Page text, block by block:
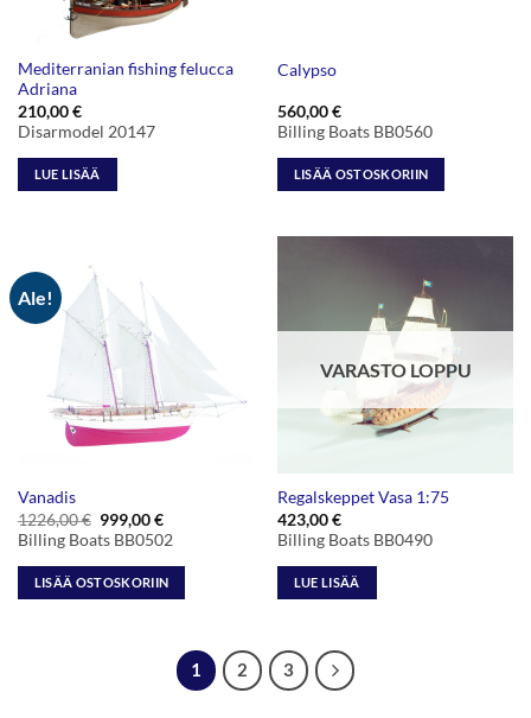
Mediterranian fishing felucca
Adriana
210,00€
Disarmodel 20147
LUE LISÄÄ
Calypso
560,00€
Billing Boats BB0560
LISÄÄ OSTOSKORIIN
Ale!
Vanadis
1226,00€ Alkuperäinen
hinta
oli:
1226,00 €.
999,00€Nykyinen
hinta
on:
999,00 €.
Billing Boats BB0502
LISÄÄ OSTOSKORIIN
VARASTO LOPPU
Regalskeppet Vasa 1:75
423,00€
Billing Boats BB0490
LUE LISÄÄ
1 2 3